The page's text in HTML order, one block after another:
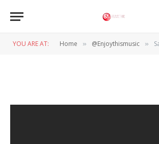
YOU ARE AT: Home » @Enjoythismusic »
Sam Smith, Normani –